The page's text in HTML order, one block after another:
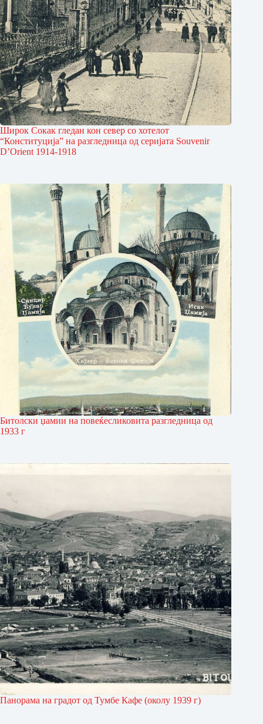
Широк Сокак гледан кон север со хотелот
“Конституција” на разгледница од серијата Souvenir
D’Orient 1914-1918
Битолски џамии на повеќесликовита разгледница од
1933 г
Панорама на градот од Тумбе Кафе (околу 1939 г)